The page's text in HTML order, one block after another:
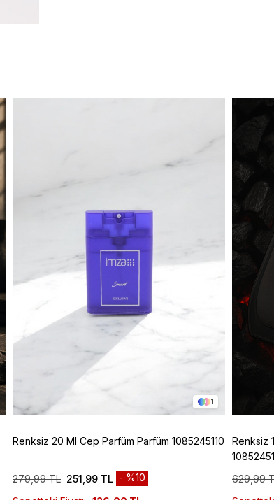
1
Renksiz 20 Ml Cep Parfüm Parfüm 1085245110
279,99 TL 251,99 TL
%10
Renksiz
629,99